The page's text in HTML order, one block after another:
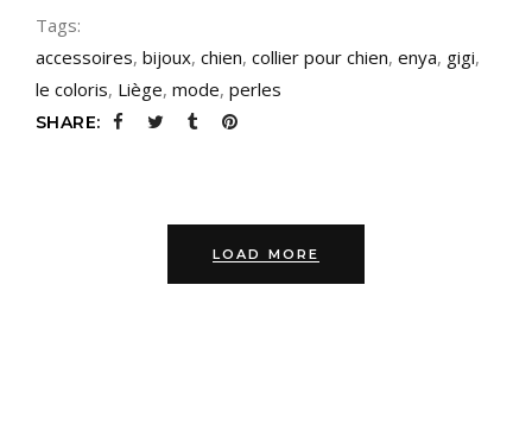
Tags:
accessoires, bijoux, chien, collier pour chien, enya, gigi,
le coloris, Liège, mode, perles
SHARE:
LOAD MORE